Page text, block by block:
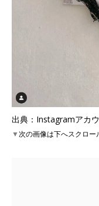
出典：Instagramアカ
▼次の画像は下へスクロー